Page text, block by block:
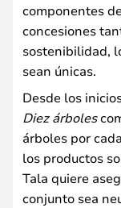
componentes
concesiones
sostenibilidad,
sean únicas.
Desde los
Diez árboles
árboles por
los productos
Tala quiere
conjunto sea